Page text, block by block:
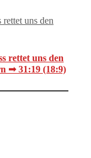
rettet uns den
➟ 31:19 (18:9)